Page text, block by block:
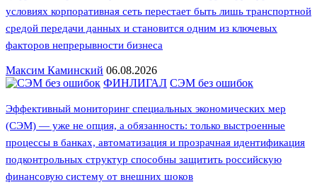
условиях корпоративная сеть перестает быть лишь транспортной
средой передачи данных и становится одним из ключевых
факторов непрерывности бизнеса
Максим Каминский 06.08.2026
ФИНЛИГАЛ СЭМ без ошибок
Эффективный мониторинг специальных экономических мер
(СЭМ) — уже не опция, а обязанность: только выстроенные
процессы в банках, автоматизация и прозрачная идентификация
подконтрольных структур способны защитить российскую
финансовую систему от внешних шоков